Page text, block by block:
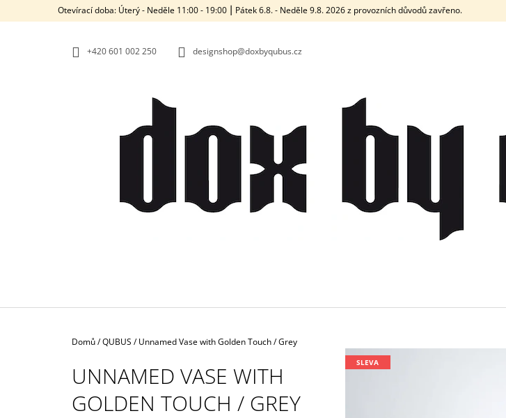
Otevírací doba: Úterý - Neděle 11:00 - 19:00 ⎮ Pátek 6.8. - Neděle 9.8. 2026 z provozních důvodů zavřeno.
+420‭ 601 002 250 designshop@doxbyqubus.cz
Domů/QUBUS / Unnamed Vase with Golden Touch / Grey
UNNAMED VASE WITH
GOLDEN TOUCH / GREY
SLEVA
O
DOPORUČUJEME